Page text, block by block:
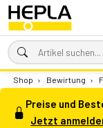
Shop › Bewirtung ›
Preise und
Jetzt